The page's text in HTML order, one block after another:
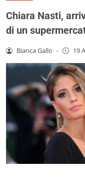
Chiara Nasti,
di un
Bianca Gallo - 19